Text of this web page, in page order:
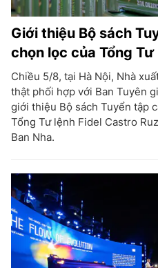
Giới thiệu Bộ sách
chọn lọc của Tổng
Chiều 5/8, tại Hà Nội, Nhà
thật phối hợp với Ban Tuyên
giới thiệu Bộ sách Tuyển tập
Tổng Tư lệnh Fidel Castro
Ban Nha.